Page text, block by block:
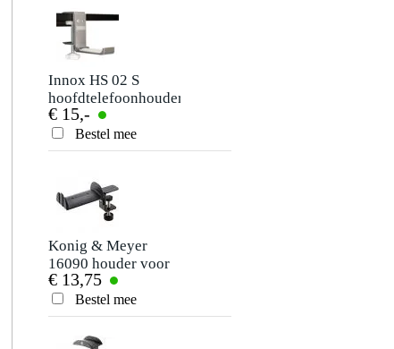
Schrijf zelf een review
Je naam
Je beoordeling
Verstuur
Er zijn nog geen reviews voor dit product.
Innox HS 02 S
hoofdtelefoonhouder
€ 15,-
Bestel mee
Konig & Meyer
16090 houder voor
hoofdtelefoon
€ 13,75
Bestel mee